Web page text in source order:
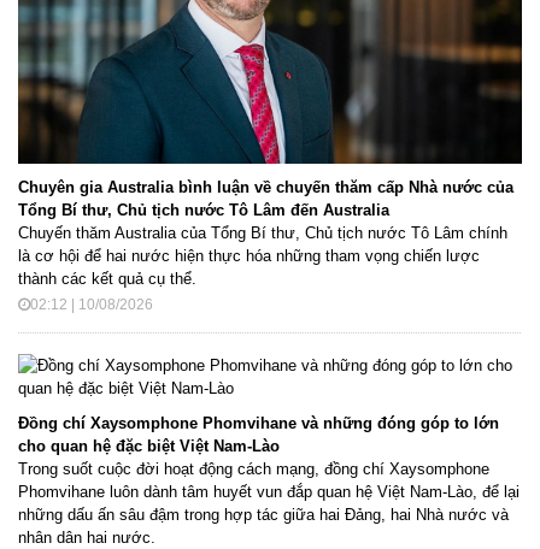
Chuyên gia Australia bình luận về chuyến thăm cấp Nhà nước của
Tổng Bí thư, Chủ tịch nước Tô Lâm đến Australia
Chuyến thăm Australia của Tổng Bí thư, Chủ tịch nước Tô Lâm chính
là cơ hội để hai nước hiện thực hóa những tham vọng chiến lược
thành các kết quả cụ thể.
02:12 | 10/08/2026
Đồng chí Xaysomphone Phomvihane và những đóng góp to lớn
cho quan hệ đặc biệt Việt Nam-Lào
Trong suốt cuộc đời hoạt động cách mạng, đồng chí Xaysomphone
Phomvihane luôn dành tâm huyết vun đắp quan hệ Việt Nam-Lào, để lại
những dấu ấn sâu đậm trong hợp tác giữa hai Đảng, hai Nhà nước và
nhân dân hai nước.